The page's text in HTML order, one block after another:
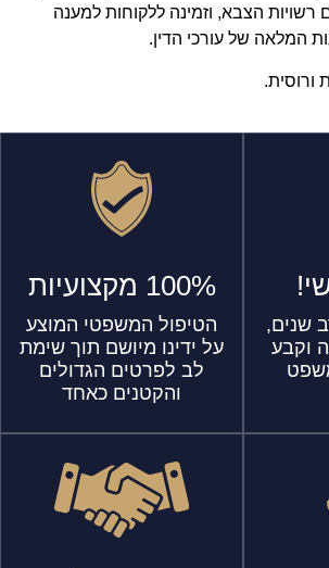
רשויות הצבא, וזמינה ללקוחות למענה
המלאה של עורכי הדין.
ורוסית.
שנים,
וקבע
100% מקצועיות
הטיפול המשפטי המוצע
על ידינו מיושם תוך שימת
לב לפרטים הגדולים
והקטנים כאחד